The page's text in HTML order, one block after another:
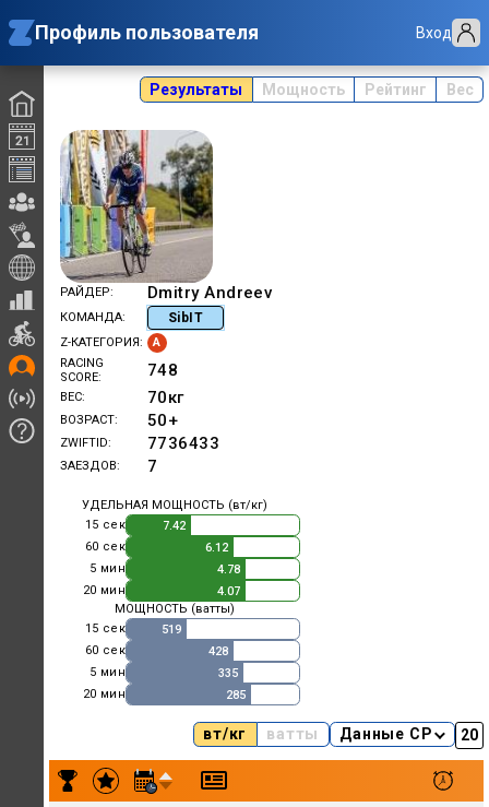
Профиль пользователя Вход
Результаты Мощность Рейтинг Вес
РАЙДЕР Dmitry Andreev
КОМАНДА SibIT
Z-КАТЕГОРИЯ
A
RACING
SCORE
748
ВЕС 70кг
ВОЗРАСТ 50+
ZWIFTID 7736433
ЗАЕЗДОВ 7
УДЕЛЬНАЯ МОЩНОСТЬ (вт/кг)
15 сек
7.42
60 сек
6.12
5 мин
4.78
20 мин
4.07
МОЩНОСТЬ (ватты)
15 сек
519
60 сек
428
5 мин
335
20 мин
285
вт/кг ватты Данные CP
Результаты заездов Dmitry Andreev (SibiT) [B+]